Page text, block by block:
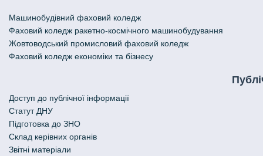
Машинобудівний фаховий коледж
Фаховий коледж ракетно-космічного машинобудування
Жовтоводський промисловий фаховий коледж
Фаховий коледж економіки та бізнесу
Доступ до публічної інформації
Статут ДНУ
Підготовка до ЗНО
Склад керівних органів
Звітні матеріали